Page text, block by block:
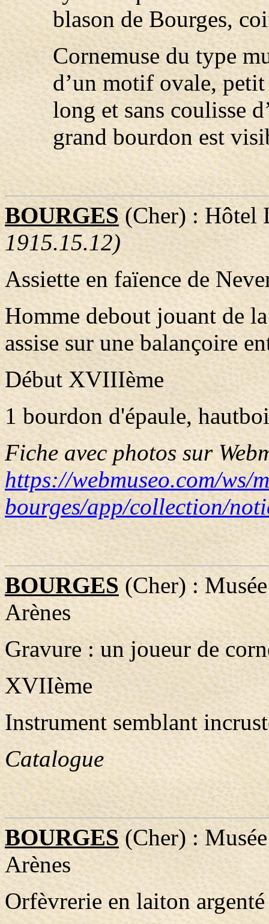
blason de Bourges,
Cornemuse du type
d’un motif ovale,
long et sans coulisse
grand bourdon est
BOURGES (Cher) : Hôtel
1915.15.12)
Assiette en faïence de
Homme debout jouant de
assise sur une balançoire
Début XVIIIème
1 bourdon d'épaule,
Fiche avec photos sur
https://webmuseo.com/ws/
bourges/app/collection/
BOURGES (Cher) :
Arènes
Gravure : un joueur de
XVIIème
Instrument semblant
Catalogue
BOURGES(Cher) :
Arènes
Orfèvrerie en laiton